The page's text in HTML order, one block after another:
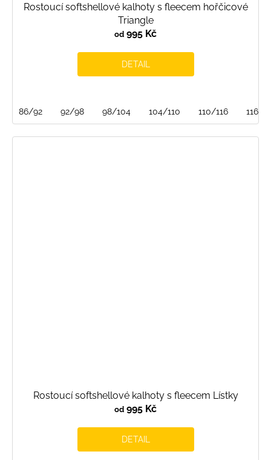
Rostoucí softshellové kalhoty s fleecem hořčicové
Triangle
od 995 Kč
DETAIL
86/92 92/98 98/104 104/110 110/116 116/
Rostoucí softshellové kalhoty s fleecem Lístky
od 995 Kč
DETAIL